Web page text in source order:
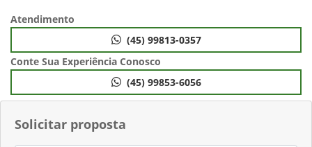
Solicitar proposta
Atendimento
(45) 99813-0357
Conte Sua Experiência Conosco
(45) 99853-6056